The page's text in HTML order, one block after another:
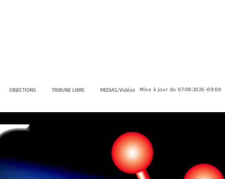
OBJECTIONS TRIBUNE LIBRE MEDIAS/Vidéos Mise à jour du 07:08:2026-09:00